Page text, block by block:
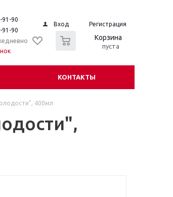
91-90
91-90
Вход Регистрация
Корзина
пуста
КОНТАКТЫ
400мл